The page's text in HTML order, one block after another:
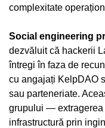
complexitate
Social engineering
dezvăluit că hackerii
întregi în faza de
cu angajați KelpDAO
sau parteneriate.
grupului — extragerea
infrastructură prin